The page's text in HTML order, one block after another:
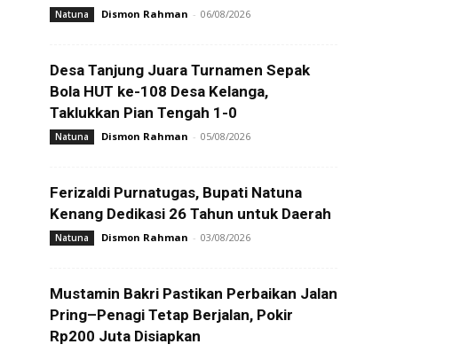
Natuna Dismon Rahman - 06/08/2026
Desa Tanjung Juara Turnamen Sepak
Bola HUT ke-108 Desa Kelanga,
Taklukkan Pian Tengah 1-0
Natuna Dismon Rahman - 05/08/2026
Ferizaldi Purnatugas, Bupati Natuna
Kenang Dedikasi 26 Tahun untuk Daerah
Natuna Dismon Rahman - 03/08/2026
Mustamin Bakri Pastikan Perbaikan Jalan
Pring–Penagi Tetap Berjalan, Pokir
Rp200 Juta Disiapkan